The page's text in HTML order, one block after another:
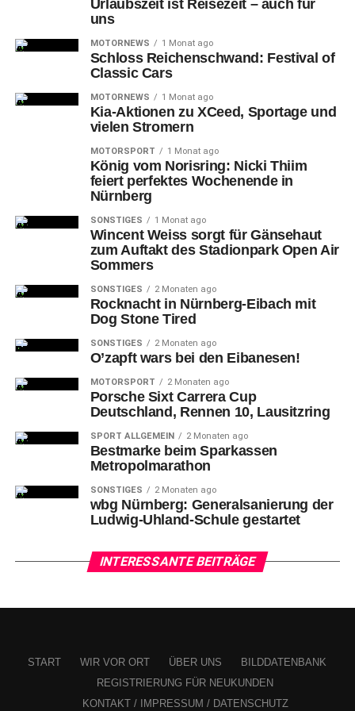
Im zweiten Drittel waren die
Kräfteverhältnisse etwas
ausgeglichener.
Iserlohnkam nun etwas besser ins Spiel, der ehemalige
Nürnberger Chris Brown schoss nach einem Bully im
Nürnberger Drittel sofort flach, Leon Hungerecker parierte
mit dem Schoner (24.).
Auf der anderen Seite brachte der auffällige Danjo
Leonhardt eine Scheibe aus dem Slot aufs Iserlohner Tor,
Urlaubszeit ist Reisezeit – auch für
uns
MOTORNEWS 1 Monat ago
Schloss Reichenschwand: Festival of
Classic Cars
MOTORNEWS 1 Monat ago
Kia-Aktionen zu XCeed, Sportage und
vielen Stromern
MOTORSPORT 1 Monat ago
König vom Norisring: Nicki Thiim
feiert perfektes Wochenende in
Nürnberg
SONSTIGES 1 Monat ago
Wincent Weiss sorgt für Gänsehaut
zum Auftakt des Stadionpark Open Air
Sommers
SONSTIGES 2 Monaten ago
Rocknacht in Nürnberg-Eibach mit
Dog Stone Tired
SONSTIGES 2 Monaten ago
O’zapft wars bei den Eibanesen!
MOTORSPORT 2 Monaten ago
Porsche Sixt Carrera Cup
Deutschland, Rennen 10, Lausitzring
SPORT ALLGEMEIN 2 Monaten ago
Bestmarke beim Sparkassen
Metropolmarathon
SONSTIGES 2 Monaten ago
wbg Nürnberg: Generalsanierung der
Ludwig-Uhland-Schule gestartet
INTERESSANTE BEITRÄGE
START WIR VOR ORT ÜBER UNS
BILDDATENBANK
REGISTRIERUNG FÜR NEUKUNDEN
KONTAKT / IMPRESSUM / DATENSCHUTZ